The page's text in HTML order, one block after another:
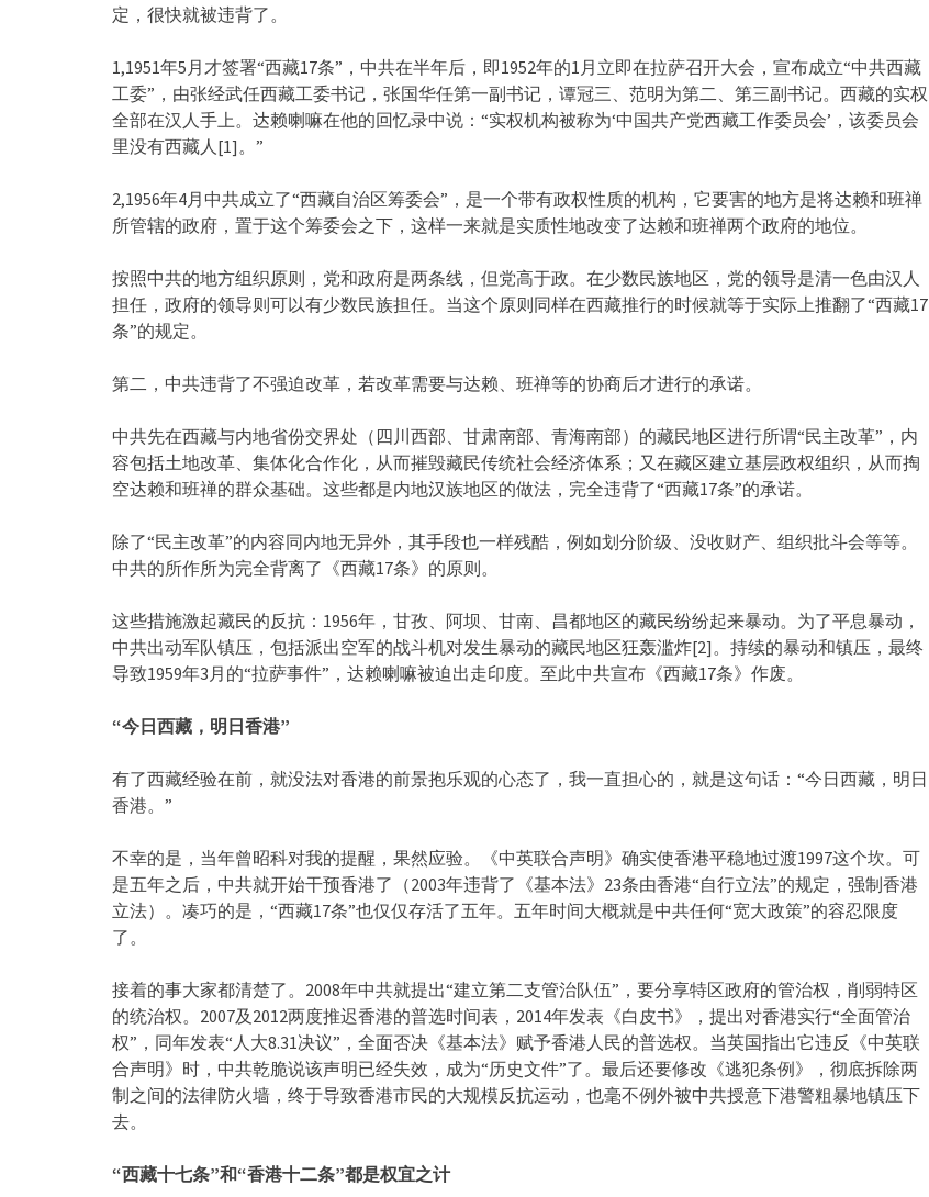
定，很快就被违背了。
1,1951年5月才签署“西藏17条”，中共在半年后，即1952年的1月立即在拉萨召开大会，宣布成立“中共西藏
工委”，由张经武任西藏工委书记，张国华任第一副书记，谭冠三、范明为第二、第三副书记。西藏的实权
全部在汉人手上。达赖喇嘛在他的回忆录中说：“实权机构被称为‘中国共产党西藏工作委员会’，该委员会
里没有西藏人[1]。”
2,1956年4月中共成立了“西藏自治区筹委会”，是一个带有政权性质的机构，它要害的地方是将达赖和班禅
所管辖的政府，置于这个筹委会之下，这样一来就是实质性地改变了达赖和班禅两个政府的地位。
按照中共的地方组织原则，党和政府是两条线，但党高于政。在少数民族地区，党的领导是清一色由汉人
担任，政府的领导则可以有少数民族担任。当这个原则同样在西藏推行的时候就等于实际上推翻了“西藏17
条”的规定。
第二，中共违背了不强迫改革，若改革需要与达赖、班禅等的协商后才进行的承诺。
中共先在西藏与内地省份交界处（四川西部、甘肃南部、青海南部）的藏民地区进行所谓“民主改革”，内
容包括土地改革、集体化合作化，从而摧毁藏民传统社会经济体系；又在藏区建立基层政权组织，从而掏
空达赖和班禅的群众基础。这些都是内地汉族地区的做法，完全违背了“西藏17条”的承诺。
除了“民主改革”的内容同内地无异外，其手段也一样残酷，例如划分阶级、没收财产、组织批斗会等等。
中共的所作所为完全背离了《西藏17条》的原则。
这些措施激起藏民的反抗：1956年，甘孜、阿坝、甘南、昌都地区的藏民纷纷起来暴动。为了平息暴动，
中共出动军队镇压，包括派出空军的战斗机对发生暴动的藏民地区狂轰滥炸[2]。持续的暴动和镇压，最终
导致1959年3月的“拉萨事件”，达赖喇嘛被迫出走印度。至此中共宣布《西藏17条》作废。
“今日西藏，明日香港”
有了西藏经验在前，就没法对香港的前景抱乐观的心态了，我一直担心的，就是这句话：“今日西藏，明日
香港。”
不幸的是，当年曾昭科对我的提醒，果然应验。《中英联合声明》确实使香港平稳地过渡1997这个坎。可
是五年之后，中共就开始干预香港了（2003年违背了《基本法》23条由香港“自行立法”的规定，强制香港
立法）。凑巧的是，“西藏17条”也仅仅存活了五年。五年时间大概就是中共任何“宽大政策”的容忍限度
了。
接着的事大家都清楚了。2008年中共就提出“建立第二支管治队伍”，要分享特区政府的管治权，削弱特区
的统治权。2007及2012两度推迟香港的普选时间表，2014年发表《白皮书》，提出对香港实行“全面管治
权”，同年发表“人大8.31决议”，全面否决《基本法》赋予香港人民的普选权。当英国指出它违反《中英联
合声明》时，中共乾脆说该声明已经失效，成为“历史文件”了。最后还要修改《逃犯条例》，彻底拆除两
制之间的法律防火墙，终于导致香港市民的大规模反抗运动，也毫不例外被中共授意下港警粗暴地镇压下
去。
“西藏十七条”和“香港十二条”都是权宜之计